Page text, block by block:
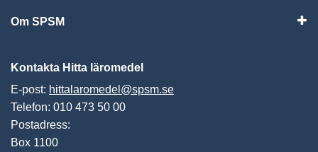
Om SPSM
Kontakta Hitta läromedel
E-post: hittalaromedel@spsm.se
Telefon: 010 473 50 00
Postadress:
Box 1100